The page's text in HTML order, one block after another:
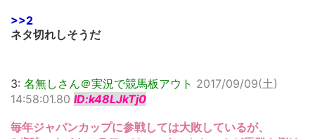
>>2
ネタ切れしそうだ
3: 名無しさん＠実況で競馬板アウト 2017/09/09(土)
14:58:01.80 ID:k48LJkTj0
毎年ジャパンカップに参戦しては大敗しているが、